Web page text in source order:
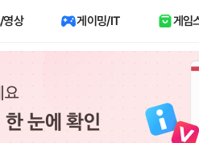
영상 게이밍/IT 게임